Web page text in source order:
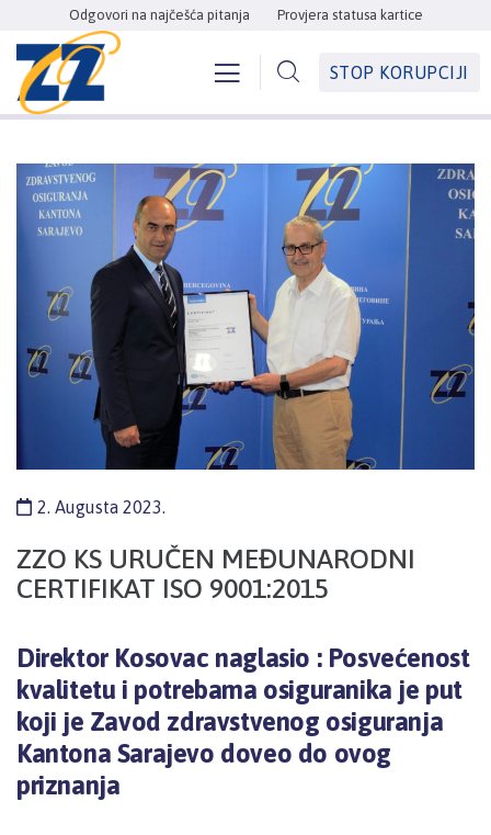
Odgovori na najčešća pitanja Provjera statusa kartice
STOP KORUPCIJI
2. Augusta 2023.
ZZO KS URUČEN MEĐUNARODNI
CERTIFIKAT ISO 9001:2015
Direktor Kosovac naglasio : Posvećenost
kvalitetu i potrebama osiguranika je put
koji je Zavod zdravstvenog osiguranja
Kantona Sarajevo doveo do ovog
priznanja